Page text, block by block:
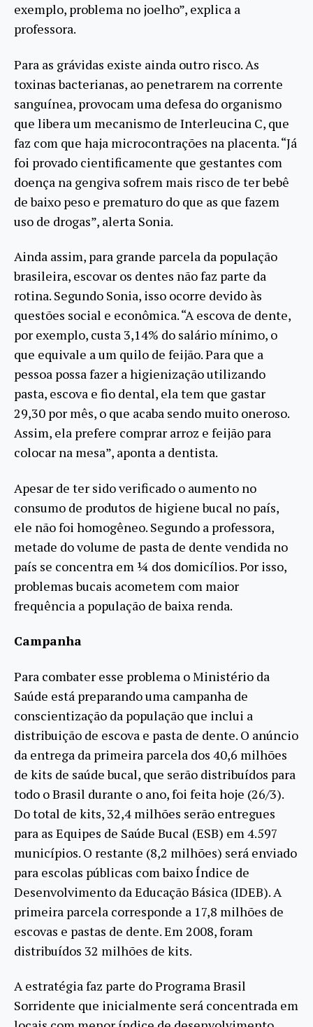
exemplo, problema no joelho”, explica a
professora.
Para as grávidas existe ainda outro risco. As
toxinas bacterianas, ao penetrarem na corrente
sanguínea, provocam uma defesa do organismo
que libera um mecanismo de Interleucina C, que
faz com que haja microcontrações na placenta. “Já
foi provado cientificamente que gestantes com
doença na gengiva sofrem mais risco de ter bebê
de baixo peso e prematuro do que as que fazem
uso de drogas”, alerta Sonia.
Ainda assim, para grande parcela da população
brasileira, escovar os dentes não faz parte da
rotina. Segundo Sonia, isso ocorre devido às
questões social e econômica. “A escova de dente,
por exemplo, custa 3,14% do salário mínimo, o
que equivale a um quilo de feijão. Para que a
pessoa possa fazer a higienização utilizando
pasta, escova e fio dental, ela tem que gastar
29,30 por mês, o que acaba sendo muito oneroso.
Assim, ela prefere comprar arroz e feijão para
colocar na mesa”, aponta a dentista.
Apesar de ter sido verificado o aumento no
consumo de produtos de higiene bucal no país,
ele não foi homogêneo. Segundo a professora,
metade do volume de pasta de dente vendida no
país se concentra em ¼ dos domicílios. Por isso,
problemas bucais acometem com maior
frequência a população de baixa renda.
Campanha
Para combater esse problema o Ministério da
Saúde está preparando uma campanha de
conscientização da população que inclui a
distribuição de escova e pasta de dente. O anúncio
da entrega da primeira parcela dos 40,6 milhões
de kits de saúde bucal, que serão distribuídos para
todo o Brasil durante o ano, foi feita hoje (26/3).
Do total de kits, 32,4 milhões serão entregues
para as Equipes de Saúde Bucal (ESB) em 4.597
municípios. O restante (8,2 milhões) será enviado
para escolas públicas com baixo Índice de
Desenvolvimento da Educação Básica (IDEB). A
primeira parcela corresponde a 17,8 milhões de
escovas e pastas de dente. Em 2008, foram
distribuídos 32 milhões de kits.
A estratégia faz parte do Programa Brasil
Sorridente que inicialmente será concentrada em